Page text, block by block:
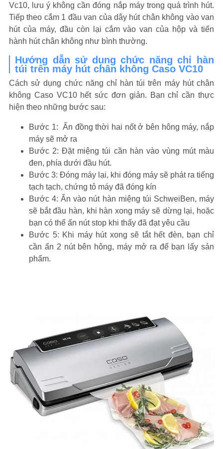
Vc10, lưu ý không cần đóng nắp máy trong quá trình hút.
Tiếp theo cắm 1 đầu van của dây hút chân không vào van
hút của máy, đầu còn lại cắm vào van của hộp và tiến
hành hút chân không như bình thường.
Hướng dẫn sử dụng chức năng chỉ hàn
túi trên máy hút chân không Caso VC10
Cách sử dụng chức năng chỉ hàn túi trên máy hút chân
không Caso VC10 hết sức đơn giản. Bạn chỉ cần thực
hiện theo những bước sau:
Bước 1: Ấn đồng thời hai nốt ở bên hông máy, nắp
máy sẽ mở ra
Bước 2: Đặt miệng túi cần hàn vào vùng mút màu
đen, phía dưới đầu hút.
Bước 3: Đóng máy lại, khi đóng máy sẽ phát ra tiếng
tạch tạch, chứng tỏ máy đã đóng kín
Bước 4: Ấn vào nút hàn miệng túi SchweiBen, máy
sẽ bắt đầu hàn, khi hàn xong máy sẽ dừng lại, hoặc
bạn có thể ấn nút stop khi thấy đã đạt yêu cầu
Bước 5: Khi máy hút xong sẽ tắt hết đèn, bạn chỉ
cần ấn 2 nút bên hông, máy mở ra để bạn lấy sản
phẩm.